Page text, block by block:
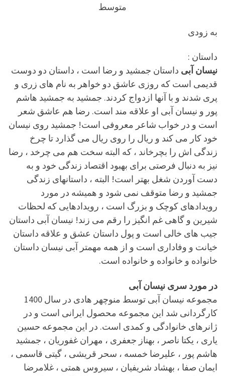
متوسط
به زودی
داستان :
نیسان آبی داستان جمشید و رضا است ، داستان دو دوست
قدیمی است که روزی عاشق دو خواهر به نام های زری و
پری شدند و با آنها ازدواج کردند. جمشید به جمشید هاشم
پور و نیسان آبی او علاقه مند است. رضا هم عاشق شعر
است و در خواب شاعر معروفی است! جمشید روی نیسان
خود کار می کند و ریال را روی ریال می گذارد تا چرخ
زندگی اش را بچرخاند ، که البته سخت هم می چرخد ​​، رضا
نیز به دنبال فرصتی برای بهبود اقتصاد زندگی خود و به
دست آوردن شغل بهتر است! البته ، داستانهای زندگی
جمشید و رضا متوقف نمی شود و همیشه در مورد
رویدادهای کوچک و بزرگ است ، رویدادهایی که لحظات
شیرین و گاهی غم انگیز را رقم می زند! نیسان آبی داستان
جیب های خالی است و پول داستان عشق و علاقه داستان
خیانت و وفاداری است و از همه مهمتر آبی نیسان داستان
خانواده و خانواده و خانواده است.
در مورد سری نیسان آبی
مجموعه نیسان آبی توسط منوچهر هادی در سال 1400
کارگردانی شد این مجموعه محصول ایرانی است و در
ژانرهای خانوادگی و کمدی است. در این مجموعه حسین
یاری ، یکتا ناصر ، بهناز جعفری ، مهران غفوریان ، جمشید
هاشم پور ، علیرضا خمسه ، سحر قریشی ، گیتی قاسمی ،
ایمان صفا ، بهشاد شریفیان ، سیروس همتی ، غلامرضا